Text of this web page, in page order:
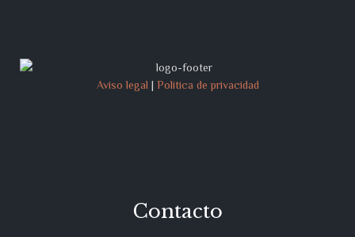
Aviso legal | Política de privacidad
Contacto